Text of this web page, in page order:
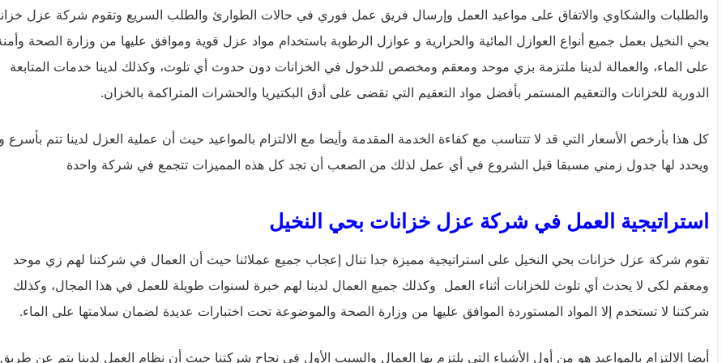
والطلبات والشكاوي والاتفاق على مواعيد العمل وإرسال فريق عمل فوري في حالات الطوارئ والطلب السريع وتقوم شركة عزل
بحي النخيل بعمل جميع أنواع العوازل المائية والحرارية و عوازل الرطوبة باستخدام مواد عزل قوية وموافق عليها من وزارة الصحة
على الماء، والعمالة لدينا ملتزمة بزي موحد ومعقم ومخصص للدخول في الخزانات دون حدوث أي تلوث، وكذلك لدينا خدمات المتابعة
الدورية للخزانات والتعقيم المستمر بأفضل مواد التعقيم التي تقضى على أدق البكتيريا والحشرات المتراكمة بالخزان.
كل هذا بأرخص الأسعار التي قد لا تتناسب مع كفاءة الخدمة المقدمة وأيضا مع الالتزام بالمواعيد حيث أن عملية العزل لدينا تتم
ويحدد لها جدول زمني مسبقا قبل الشروع في أي عمل لذلك من الصعب أن تجد كل هذه المميزات تتجمع في شركة واحدة
استراتيجية العمل في شركة عزل خزانات بحي النخيل
تقوم شركة عزل خزانات بحي النخيل على استراتيجية مميزة جدا تنال إعجاب جميع عملائنا حيث أن العمال في شركتنا لهم زي موحد
ومعقم لكى لا يحدث أي تلوث للخزانات أثناء العمل وكذلك جميع العمال لدينا لهم خبرة لسنوات طويلة للعمل في هذا المجال، وكذلك
شركتنا لا تستخدم إلا المواد المستوردة الموافق عليها من وزارة الصحة والموضوعة تحت اختبارات عديدة لضمان سلامتها على الماء.
أيضا الالتزام بالمواعيد هو من أول الأشياء التي يلتزم بها العمال والسبب الأول في نجاح شركتنا حيث أن نظام العمل لدينا يتم عن طريق